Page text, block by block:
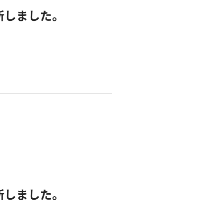
ました。
ました。